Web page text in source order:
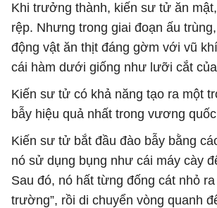
Khi trưởng thành, kiến sư tử ăn
rệp. Nhưng trong giai đoạn ấu
động vật ăn thịt đáng gờm với vũ
cái hàm dưới giống như lưỡi cắt
Kiến sư tử có khả năng tạo ra một
bẫy hiệu quả nhất trong vương
Kiến sư tử bắt đầu đào bẫy bằng
nó sử dụng bụng như cái máy cày
Sau đó, nó hất từng đống cát nhỏ ra
trường”, rồi di chuyển vòng quanh